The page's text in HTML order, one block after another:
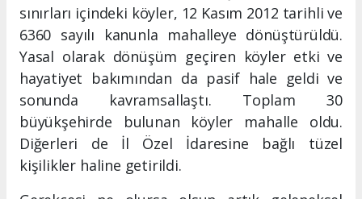
sınırları içindeki köyler, 12 Kasım 2012 tarihli ve
6360 sayılı kanunla mahalleye dönüştürüldü.
Yasal olarak dönüşüm geçiren köyler etki ve
hayatiyet bakımından da pasif hale geldi ve
sonunda kavramsallaştı. Toplam 30
büyükşehirde bulunan köyler mahalle oldu.
Diğerleri de İl Özel İdaresine bağlı tüzel
kişilikler haline getirildi.